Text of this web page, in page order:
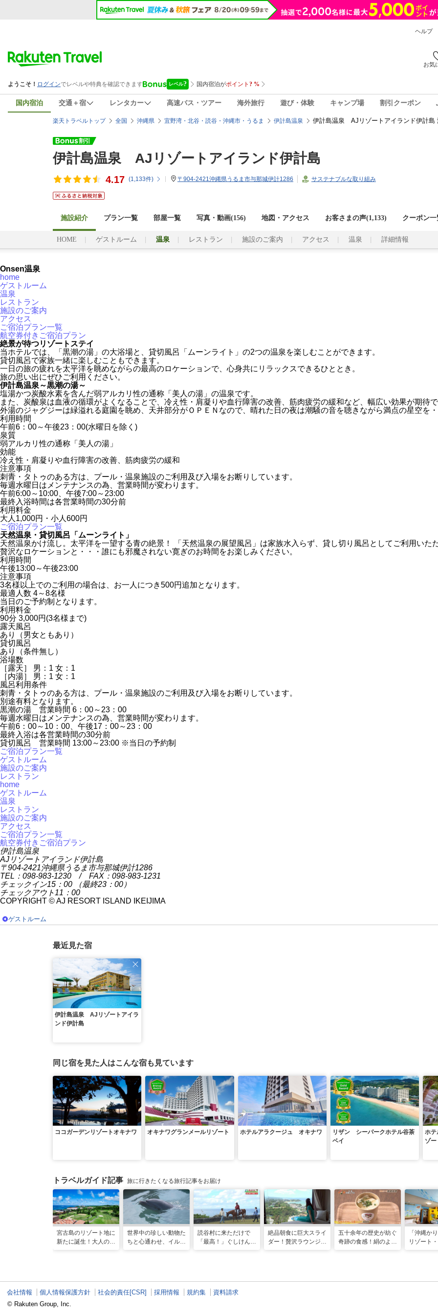
ヘルプ
お気
国内宿泊 交通＋宿 レンタカー 高速バス・ツアー 海外旅行 遊び・体験 キャンプ場 割引クーポン
楽天トラベルトップ 全国 沖縄県 宜野湾・北谷・読谷・沖縄市・うるま 伊計島温泉 伊計島温泉 AJリゾートアイランド伊計島
伊計島温泉 AJリゾートアイランド伊計島
4.17 (1,133件) 〒904-2421沖縄県うるま市与那城伊計1286 サステナブルな取り組み
施設紹介 プラン一覧 部屋一覧 写真・動画(156) 地図・アクセス お客さまの声(1,133) クーポン一
HOME ゲストルーム 温泉 レストラン 施設のご案内 アクセス 温泉 詳細情報
Onsen温泉
home
ゲストルーム
温泉
レストラン
施設のご案内
アクセス
ご宿泊プラン一覧
航空券付きご宿泊プラン
絶景が待つリゾートステイ
当ホテルでは、「黒潮の湯」の大浴場と、貸切風呂「ムーンライト」の2つの温泉を楽しむことができます。
貸切風呂で家族一緒に楽しむこともできます。
一日の旅の疲れを太平洋を眺めながらの最高のロケーションで、心身共にリラックスできるひととき。
旅の思い出にぜひご利用ください。
伊計島温泉～黒潮の湯～
塩湯かつ炭酸水素を含んだ弱アルカリ性の通称「美人の湯」の温泉です。
また、炭酸泉は血液の循環がよくなることで、冷え性・肩凝りや血行障害の改善、筋肉疲労の緩和など、幅広い効果が期待で
外湯のジャグジーは緑溢れる庭園を眺め、天井部分がＯＰＥＮなので、晴れた日の夜は潮騒の音を聴きながら満点の星空を・
利用時間
午前6：00～午後23：00(水曜日を除く)
泉質
弱アルカリ性の通称「美人の湯」
効能
冷え性・肩凝りや血行障害の改善、筋肉疲労の緩和
注意事項
刺青・タトゥのある方は、プール・温泉施設のご利用及び入場をお断りしています。
毎週水曜日はメンテナンスの為、営業時間が変わります。
午前6:00～10:00、午後7:00～23:00
最終入浴時間は各営業時間の30分前
利用料金
大人1,000円・小人600円
ご宿泊プラン一覧
天然温泉・貸切風呂「ムーンライト」
天然温泉かけ流し。太平洋を一望する青の絶景！ 「天然温泉の展望風呂」は家族水入らず、貸し切り風呂としてご利用いた
贅沢なロケーションと・・・誰にも邪魔されない寛ぎのお時間をお楽しみください。
利用時間
午後13:00～午後23:00
注意事項
3名様以上でのご利用の場合は、お一人につき500円追加となります。
最適人数 4～8名様
当日のご予約制となります。
利用料金
90分 3,000円(3名様まで)
露天風呂
あり（男女ともあり）
貸切風呂
あり（条件無し）
浴場数
［露天］ 男：1 女：1
［内湯］ 男：1 女：1
風呂利用条件
刺青・タトゥのある方は、プール・温泉施設のご利用及び入場をお断りしています。
別途有料となります。
黒潮の湯 営業時間 6：00～23：00
毎週水曜日はメンテナンスの為、営業時間が変わります。
午前6：00～10：00、午後17：00～23：00
最終入浴は各営業時間の30分前
貸切風呂 営業時間 13:00～23:00 ※当日の予約制
ご宿泊プラン一覧
ゲストルーム
施設のご案内
レストラン
home
ゲストルーム
温泉
レストラン
施設のご案内
アクセス
ご宿泊プラン一覧
航空券付きご宿泊プラン
伊計島温泉
AJリゾートアイランド伊計島
〒904-2421沖縄県うるま市与那城伊計1286
TEL：098-983-1230 / FAX：098-983-1231
チェックイン15：00 （最終23：00）
チェックアウト11：00
COPYRIGHT © AJ RESORT ISLAND IKEIJIMA
ゲストルーム
最近見た宿
伊計島温泉 AJリゾートアイラ
ンド伊計島
同じ宿を見た人はこんな宿も見ています
ココガーデンリゾートオキナワ オキナワグランメールリゾート ホテルアラクージュ オキナワ
リザン シーパークホテル谷茶
ベイ
ホ
ゾー
トラベルガイド記事 旅に行きたくなる旅行記事をお届け
宮古島のリゾート地に
新たに誕生！大人の特
世界中の珍しい動物た
ちと心通わせ、イルカ
読谷村に来ただけで
「最高！」ぐしけんさ
絶品朝食に巨大スライ
ダー！贅沢ラウンジと
五十余年の歴史が紡ぐ
奇跡の食感！絹のよう
「沖縄か
リゾート
会社情報 個人情報保護方針 社会的責任[CSR] 採用情報 規約集
資料請求
© Rakuten Group, Inc.